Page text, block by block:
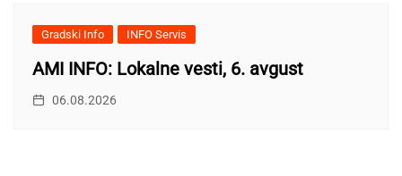
Gradski Info INFO Servis
AMI INFO: Lokalne vesti, 6. avgust
06.08.2026